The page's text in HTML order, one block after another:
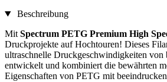
Beschreibung
Mit Spectrum PETG Premium High
Druckprojekte auf Hochtouren! Dieses
ultraschnelle Druckgeschwindigkeiten von
entwickelt und kombiniert die bewährten
Eigenschaften von PETG mit